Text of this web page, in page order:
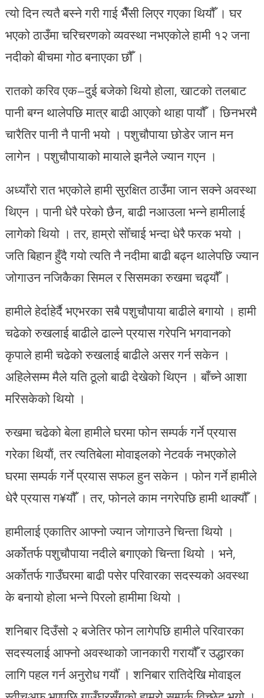
त्यो दिन त्यतै बस्ने गरी गाई भैँसी लिएर गएका थियौँ । घर
भएको ठाउँमा चरिचरणको व्यवस्था नभएकोले हामी १२ जना
नदीको बीचमा गोठ बनाएका छौँ ।
रातको करिव एक–दुई बजेको थियो होला, खाटको तलबाट
पानी बग्न थालेपछि मात्र बाढी आएको थाहा पायौँ । छिनभरमै
चारैतिर पानी नै पानी भयो । पशुचौपाया छोडेर जान मन
लागेन । पशुचौपायाको मायाले झनैले ज्यान गएन ।
अध्याँरो रात भएकोले हामी सुरक्षित ठाउँमा जान सक्ने अवस्था
थिएन । पानी धेरै परेको छैन, बाढी नआउला भन्ने हामीलाई
लागेको थियो । तर, हाम्रो सोँचाई भन्दा धेरै फरक भयो ।
जति बिहान हुँदै गयो त्यति नै नदीमा बाढी बढ्न थालेपछि ज्यान
जोगाउन नजिकैका सिमल र सिसमका रुखमा चढ्यौँ ।
हामीले हेर्दाहेर्दै भएभरका सबै पशुचौपाया बाढीले बगायो । हामी
चढेको रुखलाई बाढीले ढाल्ने प्रयास गरेपनि भगवानको
कृपाले हामी चढेको रुखलाई बाढीले असर गर्न सकेन ।
अहिलेसम्म मैले यति ठूलो बाढी देखेको थिएन । बाँच्ने आशा
मरिसकेको थियो ।
रुखमा चढेको बेला हामीले घरमा फोन सम्पर्क गर्ने प्रयास
गरेका थियाैं, तर त्यतिबेला मोवाइलको नेटवर्क नभएकोले
घरमा सम्पर्क गर्ने प्रयास सफल हुन सकेन । फोन गर्ने हामीले
धेरै प्रयास ग¥यौँ । तर, फोनले काम नगरेपछि हामी थाक्यौँ ।
हामीलाई एकातिर आफ्नो ज्यान जोगाउने चिन्ता थियो ।
अर्कोतर्फ पशुचौपाया नदीले बगाएको चिन्ता थियो । भने,
अर्कोतर्फ गाउँघरमा बाढी पसेर परिवारका सदस्यको अवस्था
के बनायो होला भन्ने पिरलो हामीमा थियो ।
शनिबार दिउँसो २ बजेतिर फोन लागेपछि हामीले परिवारका
सदस्यलाई आफ्नो अवस्थाको जानकारी गरायौँ र उद्धारका
लागि पहल गर्न अनुरोध गर्यौँ । शनिबार रातिदेखि मोवाइल